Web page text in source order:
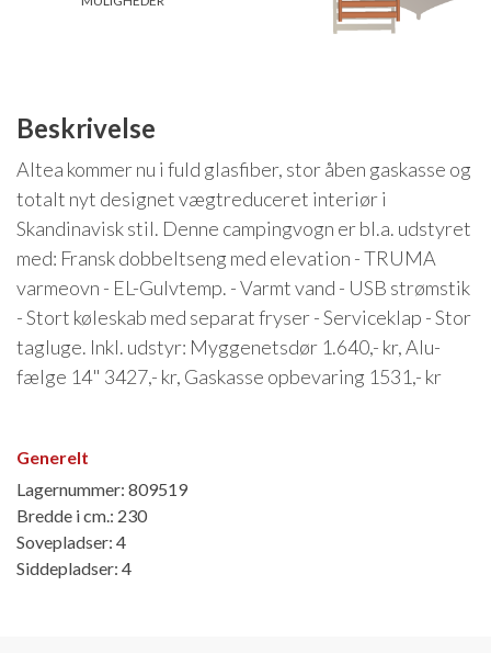
Isabella Opstillingsvejledninger
GPDR - KG Camping Kundeklub
Beskrivelse
Altea kommer nu i fuld glasfiber, stor åben gaskasse og
totalt nyt designet vægtreduceret interiør i
Skandinavisk stil. Denne campingvogn er bl.a. udstyret
med: Fransk dobbeltseng med elevation - TRUMA
varmeovn - EL-Gulvtemp. - Varmt vand - USB strømstik
- Stort køleskab med separat fryser - Serviceklap - Stor
tagluge. Inkl. udstyr: Myggenetsdør 1.640,- kr, Alu-
fælge 14" 3427,- kr, Gaskasse opbevaring 1531,- kr
Generelt
Lagernummer: 809519
Bredde i cm.: 230
Sovepladser: 4
Siddepladser: 4